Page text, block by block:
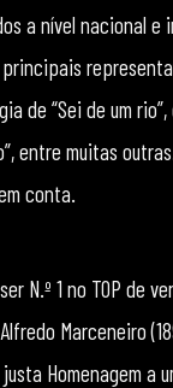
a nível nacional
“Sei de um rio”,
entre muitas
conta.
N.º 1 no TOP de
Marceneiro
Homenagem a